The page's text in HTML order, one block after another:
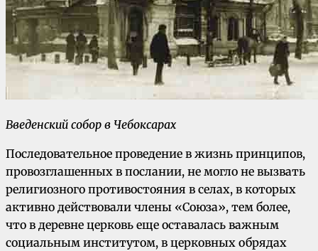
Введенский собор в Чебоксарах
Последовательное проведение в жизнь принципов,
провозглашенных в послании, не могло не вызвать
религиозного противостояния в селах, в которых
активно действовали члены «Союза», тем более,
что в деревне церковь еще оставалась важным
социальным институтом, в церковных обрядах